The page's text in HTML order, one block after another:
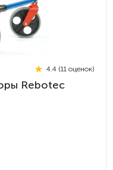
4.4 (11 оценок)
Rebotec